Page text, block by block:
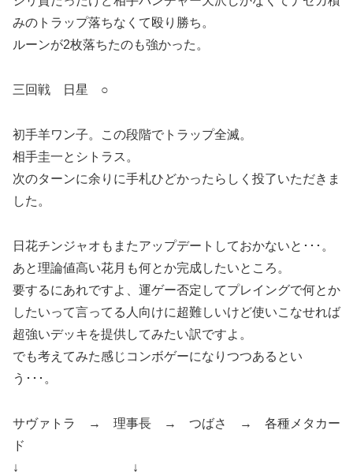
みのトラップ落ちなくて殴り勝ち。
ルーンが2枚落ちたのも強かった。
三回戦 日星 ○
初手羊ワン子。この段階でトラップ全滅。
相手圭一とシトラス。
次のターンに余りに手札ひどかったらしく投了いただきま
した。
日花チンジャオもまたアップデートしておかないと･･･。
あと理論値高い花月も何とか完成したいところ。
要するにあれですよ、運ゲー否定してプレイングで何とか
したいって言ってる人向けに超難しいけど使いこなせれば
超強いデッキを提供してみたい訳ですよ。
でも考えてみた感じコンボゲーになりつつあるとい
う･･･。
サヴァトラ → 理事長 → つばさ → 各種メタカー
ド
↓ ↓